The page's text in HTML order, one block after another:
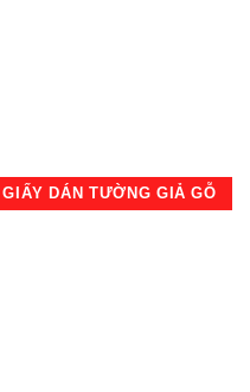
GIẤY DÁN TƯỜNG GIẢ GỖ